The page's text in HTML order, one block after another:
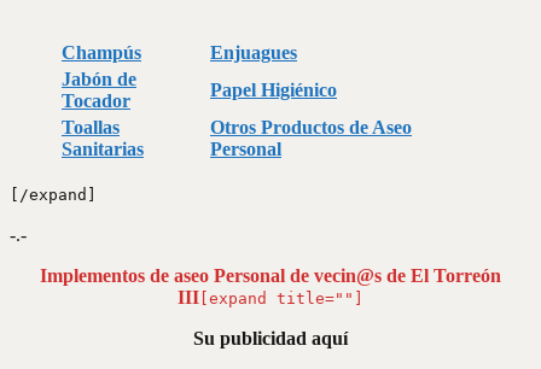
Champús
Enjuagues
Jabón de
Tocador
Papel Higiénico
Toallas
Sanitarias
Otros Productos de Aseo
Personal
[/expand]
-.-
Implementos de aseo Personal de vecin@s de El Torreón
III [expand title=""]
Su publicidad aquí